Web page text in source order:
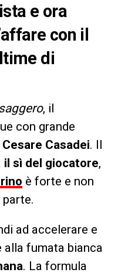
e ora
con il
di
, il
con grande
Cesare Casadei. Il
il sì del giocatore,
è forte e non
ad accelerare e
alla fumata bianca
. La formula